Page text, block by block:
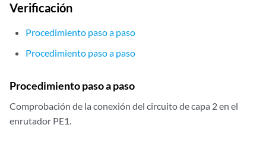
Verificación
Procedimiento paso a paso
Procedimiento paso a paso
Procedimiento paso a paso
Comprobación de la conexión del circuito de capa 2 en el
enrutador PE1.